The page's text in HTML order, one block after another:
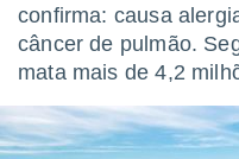
e
forma
digital
confirma: causa
câncer de pulmão.
mata mais de 4,2